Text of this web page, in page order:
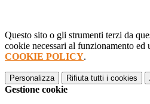
Questo sito o gli strumenti terzi da
cookie necessari al funzionamento
COOKIE POLICY.
Personalizza Rifiuta tutti i cookies
Gestione cookie